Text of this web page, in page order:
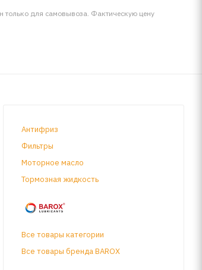
только для самовывоза. Фактическую цену
Антифриз
Фильтры
Моторное масло
Тормозная жидкость
Все товары категории
Все товары бренда BAROX